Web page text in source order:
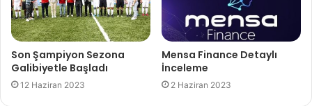
Son Şampiyon Sezona
Galibiyetle Başladı
12 Haziran 2023
Mensa Finance Detaylı
İnceleme
2 Haziran 2023